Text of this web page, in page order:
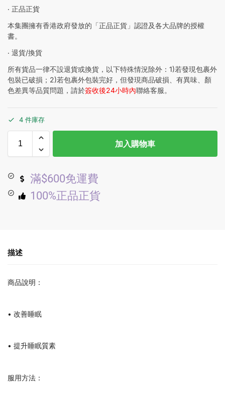
‧ 正品正貨
本集團擁有香港政府發放的「正品正貨」認證及各大品牌的授權
書。
‧ 退貨/換貨
所有貨品一律不設退貨或換貨，以下特殊情況除外：1)若發現包裹外
包裝已破損；2)若包裹外包裝完好，但發現商品破損、有異味、顏
色差異等品質問題，請於簽收後24小時內聯絡客服。
4 件庫存
加入購物車
滿$600免運費
100%正品正貨
描述
商品說明：
• 改善睡眠
• 提升睡眠質素
服用方法：